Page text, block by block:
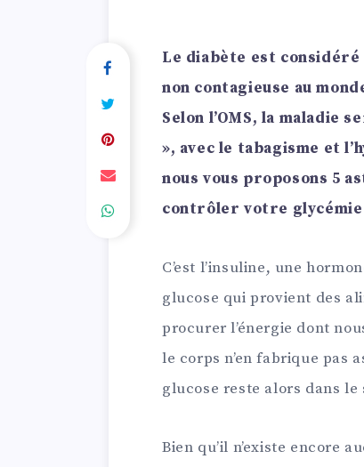
Le diabète est considéré
non contagieuse au
Selon l’OMS, la maladie
», avec le tabagisme et
nous vous proposons 5
contrôler votre glycémie
C’est l’insuline, une
glucose qui provient des
procurer l’énergie dont
le corps n’en fabrique pas
glucose reste alors dans le
Bien qu’il n’existe encore